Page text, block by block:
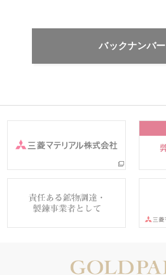
バックナンバー